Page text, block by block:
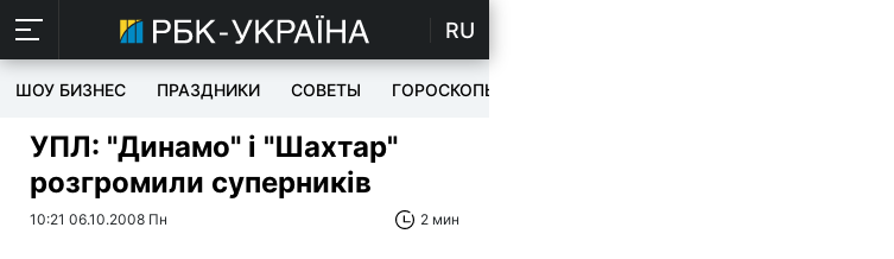
RU
ШОУ БИЗНЕС ПРАЗДНИКИ СОВЕТЫ ГОРОСКОПЫ
УПЛ: "Динамо" і "Шахтар"
розгромили суперників
10:21 06.10.2008 Пн 2 мин